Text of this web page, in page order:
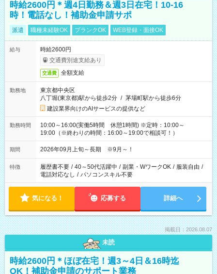
時給2600円＊週4日勤務＆週3日在宅！10-16
時！電話なし！補助金申請サポ
派遣 職種未経験OK ブランクOK WEB登録・面接OK
給与
時給2600円
交通費別途支給あり
交通費 全額支給
勤務地
東京都中央区
八丁堀(東京都)駅から徒歩2分 / 茅場町駅から徒歩6分
建設業界向けのAIサービスの提供など
勤務時間
10:00～16:00(実働5時間 休憩1時間) ※定時：10:00～
19:00（※終わりの時間：16:00～19:00で相談可！）
期間 2026年09月上旬～長期 ※9月～！
特徴 履歴書不要 / 40～50代活躍中 / 副業・WワークOK / 服装自由 /
電話対応なし / パソコンスキル不要
気になる！ 応募する 詳細へ
掲載日：2026.08.07
未読
時給2600円＊ほぼ在宅！週3～4日＆16時迄
OK！補助金申請のサポート業務